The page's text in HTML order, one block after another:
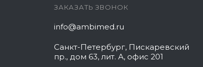
ЗАКАЗАТЬ ЗВОНОК
info@ambimed.ru
Санкт-Петербург, Пискаревский
пр., дом 63, лит. А, офис 201